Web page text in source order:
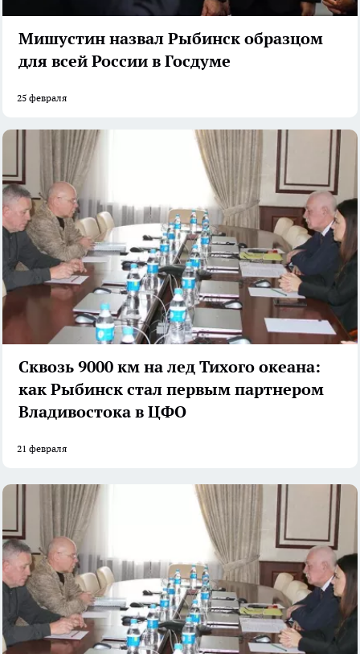
Мишустин назвал Рыбинск образцом
для всей России в Госдуме
25 февраля
Сквозь 9000 км на лед Тихого океана:
как Рыбинск стал первым партнером
Владивостока в ЦФО
21 февраля